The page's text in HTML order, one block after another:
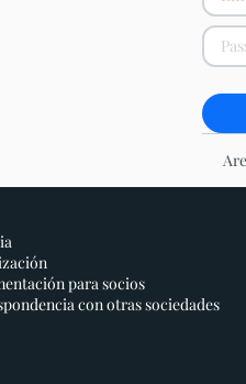
para socios
con otras sociedades